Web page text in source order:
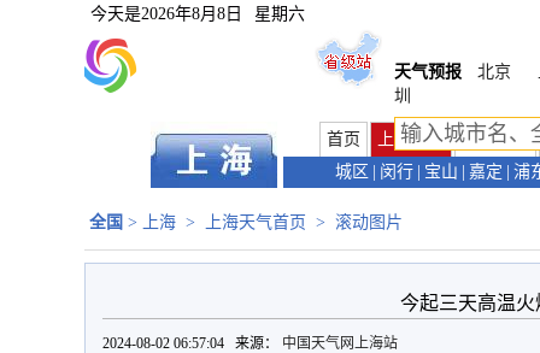
今天是2026年8月8日 星期六
天气预报 北京
圳
首页 上海首页
天气预报
城区
闵行 宝山 嘉定 浦
全国 > 上海 > 上海天气首页 > 滚动图片
今起三天高温火
2024-08-02 06:57:04 来源： 中国天气网上海站